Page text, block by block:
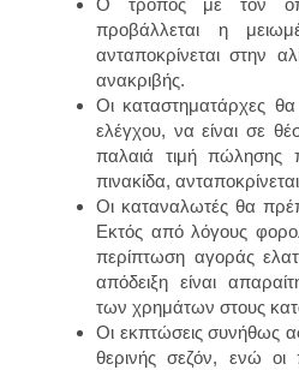
Ο τρόπος με τον
προβάλλεται η
ανταποκρίνεται στην
ανακριβής.
Οι καταστηματάρχες
ελέγχου, να είναι σε
παλαιά τιμή πώλησης
πινακίδα,
Οι καταναλωτές θα
Εκτός από λόγους
περίπτωση αγοράς
απόδειξη είναι
των χρημάτων στους
Οι εκπτώσεις συνήθως
θερινής σεζόν, ενώ οι